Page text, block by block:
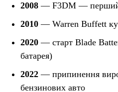
2008 — F3DM — перший
2010 — Warren Buffett
2020 — старт Blade
батарея)
2022 — припинення
бензинових авто